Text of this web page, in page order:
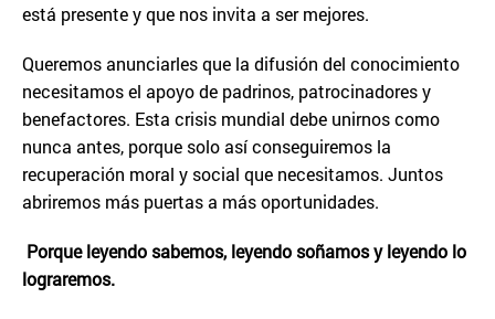
está presente y que nos invita a ser mejores.
Queremos anunciarles que la difusión del conocimiento
necesitamos el apoyo de padrinos, patrocinadores y
benefactores. Esta crisis mundial debe unirnos como
nunca antes, porque solo así conseguiremos la
recuperación moral y social que necesitamos. Juntos
abriremos más puertas a más oportunidades.
Porque leyendo sabemos, leyendo soñamos y leyendo lo
lograremos.